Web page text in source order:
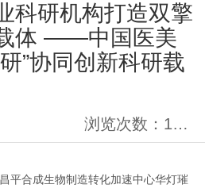
科研机构打造双擎
体 ——中国医美
”协同创新科研载
浏览次数： 14635
平合成生物制造转化加速中心华灯璀